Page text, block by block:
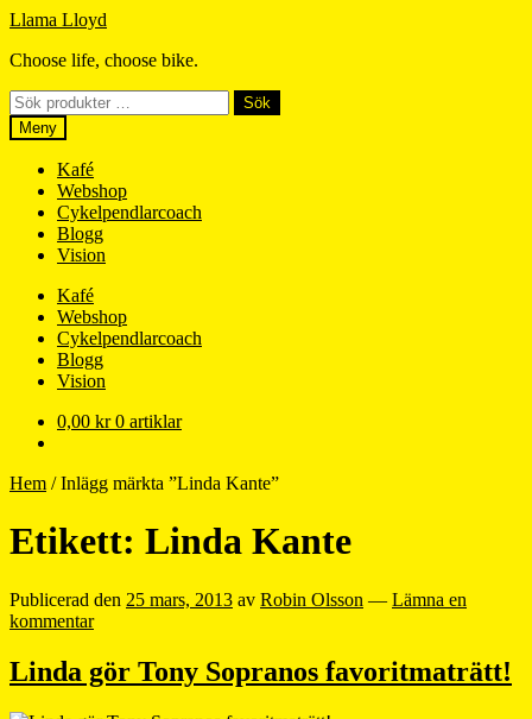
Hoppa
navigering
Hoppa
innehåll
Llama Lloyd
Choose life, choose bike.
Sök
efter:
Sök
Meny
Kafé
Webshop
Cykelpendlarcoach
Blogg
Vision
Kafé
Webshop
Cykelpendlarcoach
Blogg
Vision
0,00 kr 0 artiklar
Hem /Inlägg märkta ”Linda Kante”
Etikett: Linda Kante
Publicerad den 25 mars, 2013 av Robin Olsson — Lämna en
kommentar
Linda gör Tony Sopranos favoritmaträtt!